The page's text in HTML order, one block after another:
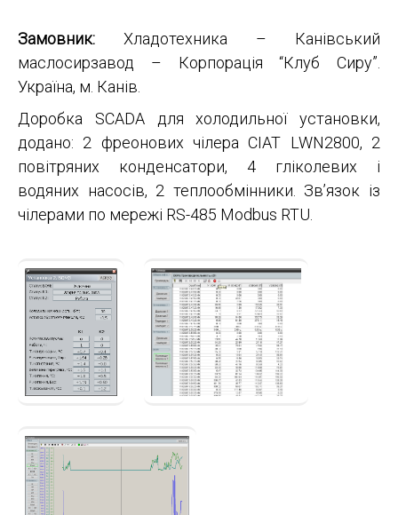
Замовник: Хладотехника – Канівський
маслосирзавод – Корпорація “Клуб Сиру”.
Україна, м. Канів.
Доробка SCADA для холодильної установки,
додано: 2 фреонових чілера CIAT LWN2800, 2
повітряних конденсатори, 4 гліколевих і
водяних насосів, 2 теплообмінники. Зв’язок із
чілерами по мережі RS-485 Modbus RTU.